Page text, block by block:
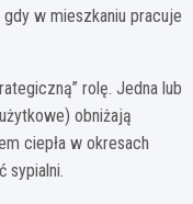
w mieszkaniu pracuje
rolę. Jedna lub
obniżają
ciepła w okresach
sypialni.